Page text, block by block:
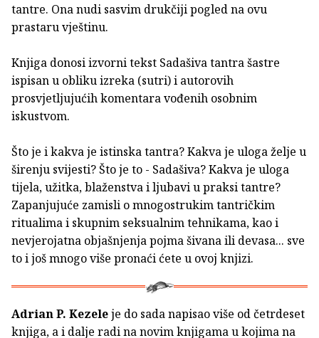
tantre. Ona nudi sasvim drukčiji pogled na ovu
prastaru vještinu.
Knjiga donosi izvorni tekst Sadašiva tantra šastre
ispisan u obliku izreka (sutri) i autorovih
prosvjetljujućih komentara vođenih osobnim
iskustvom.
Što je i kakva je istinska tantra? Kakva je uloga želje u
širenju svijesti? Što je to - Sadašiva? Kakva je uloga
tijela, užitka, blaženstva i ljubavi u praksi tantre?
Zapanjujuće zamisli o mnogostrukim tantričkim
ritualima i skupnim seksualnim tehnikama, kao i
nevjerojatna objašnjenja pojma šivana ili devasa... sve
to i još mnogo više pronaći ćete u ovoj knjizi.
Adrian P. Kezeleje do sada napisao više od četrdeset
knjiga, a i dalje radi na novim knjigama u kojima na